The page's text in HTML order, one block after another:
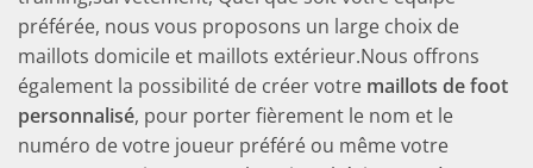
préférée, nous vous proposons un large choix de
maillots domicile et maillots extérieur.Nous offrons
également la possibilité de créer votre maillots de foot
personnalisé, pour porter fièrement le nom et le
numéro de votre joueur préféré ou même votre